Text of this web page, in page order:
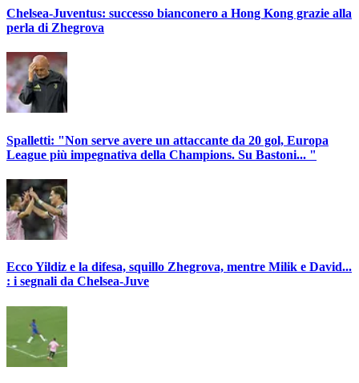
Chelsea-Juventus: successo bianconero a Hong Kong grazie alla
perla di Zhegrova
Spalletti: "Non serve avere un attaccante da 20 gol, Europa
League più impegnativa della Champions. Su Bastoni... "
Ecco Yildiz e la difesa, squillo Zhegrova, mentre Milik e David...
: i segnali da Chelsea-Juve